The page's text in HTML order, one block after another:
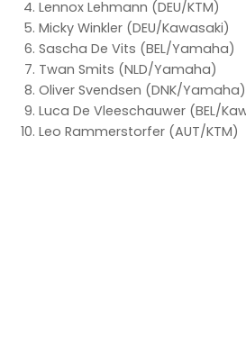
Lennox Lehmann (DEU/KTM)
Micky Winkler (DEU/Kawasaki)
Sascha De Vits (BEL/Yamaha)
Twan Smits (NLD/Yamaha)
Oliver Svendsen (DNK/Yamaha)
Luca De Vleeschauwer (BEL/
Leo Rammerstorfer (AUT/KTM)